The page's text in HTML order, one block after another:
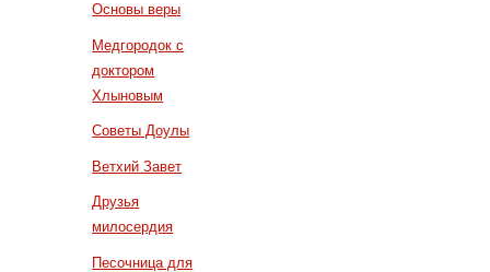
Основы веры
Медгородок с
доктором
Хлыновым
Советы Доулы
Ветхий Завет
Друзья
милосердия
Песочница для